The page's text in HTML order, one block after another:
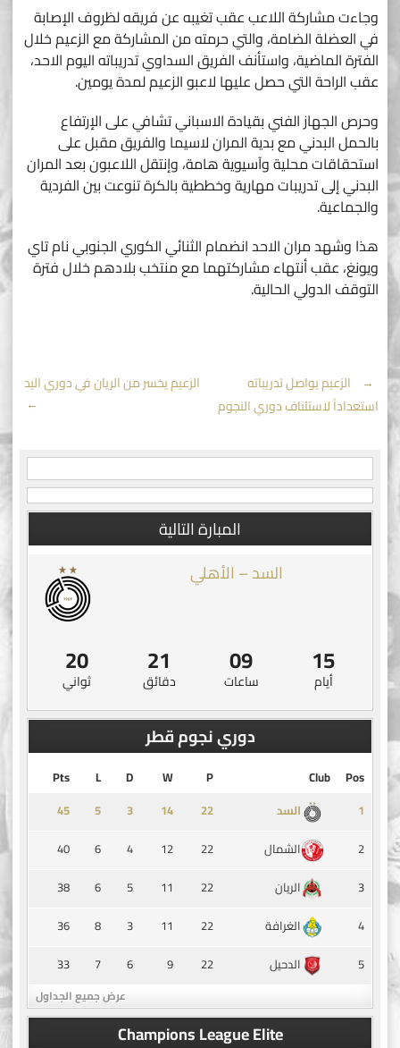
وجاءت مشاركة اللاعب عقب تغيبه عن فريقه لظروف الإصابة
في العضلة الضامة، والتي حرمته من المشاركة مع الزعيم خلال
الفترة الماضية، واستأنف الفريق السداوي تدريباته اليوم الاحد،
عقب الراحة التي حصل عليها لاعبو الزعيم لمدة يومين.
وحرص الجهاز الفني بقيادة الاسباني تشافي على الإرتفاع
بالحمل البدني مع بدية المران لاسيما والفريق مقبل على
استحقاقات محلية وآسيوية هامة، وإنتقل اللاعبون بعد المران
البدني إلى تدريبات مهارية وخططية بالكرة تنوعت بين الفردية
والجماعية.
هذا وشهد مران الاحد انضمام الثنائي الكوري الجنوبي نام تاي
ويونغ، عقب أنتهاء مشاركتهما مع منتخب بلادهم خلال فترة
التوقف الدولي الحالية.
Post
navigation
←
الزعيم يواصل تدريباته
استعداداً لاستئناف دوري النجوم
الزعيم يخسر من الريان في دوري اليد
→
المبارة التالية
السد – الأهلي
15
أيام
09
ساعات
21
دقائق
19
ثواني
دوري نجوم قطر
Pos
Club
P
W
D
L
Pts
1
السد ‏22
14
3
5
45
2
الشمال 22
12
4
6
40
3
الريان 22
11
5
6
38
4
الغرافة 22
11
3
8
36
5
الدحيل 22
9
6
7
33
عرض جميع الجداول
Champions League Elite